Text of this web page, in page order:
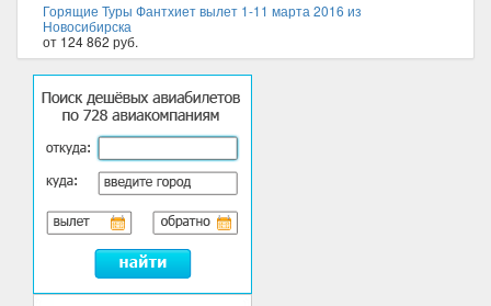
Горящие Туры Фантхиет вылет 1-11 марта 2016 из
Новосибирска
от 124 862 руб.